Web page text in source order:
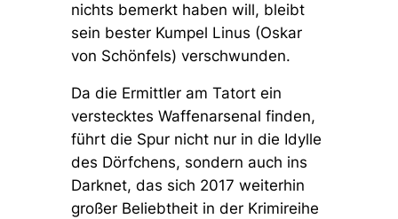
nichts bemerkt haben will, bleibt
sein bester Kumpel Linus (Oskar
von Schönfels) verschwunden.
Da die Ermittler am Tatort ein
verstecktes Waffenarsenal finden,
führt die Spur nicht nur in die Idylle
des Dörfchens, sondern auch ins
Darknet, das sich 2017 weiterhin
großer Beliebtheit in der Krimireihe